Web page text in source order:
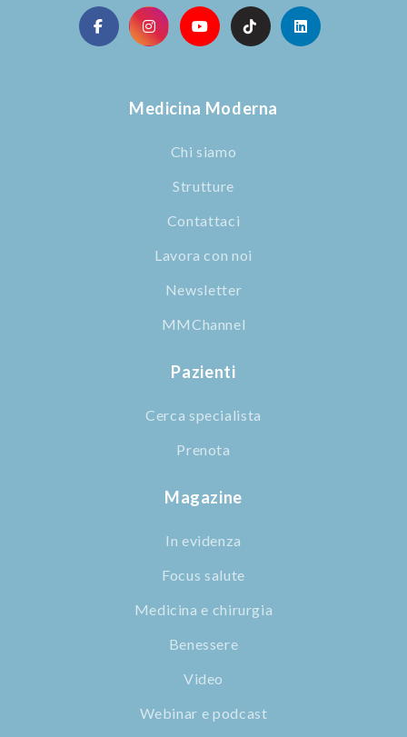
Medicina Moderna
Chi siamo
Strutture
Contattaci
Lavora con noi
Newsletter
MMChannel
Pazienti
Cerca specialista
Prenota
Magazine
In evidenza
Focus salute
Medicina e chirurgia
Benessere
Video
Webinar e podcast